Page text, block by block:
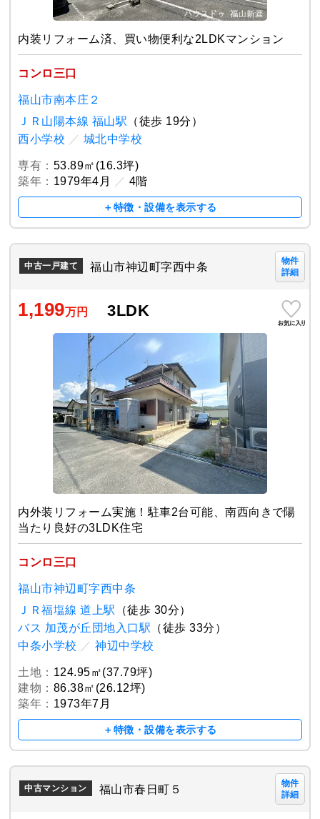
内装リフォーム済、買い物便利な2LDKマンション
コンロ三口
福山市南本庄２
ＪＲ山陽本線 福山駅 （徒歩 19分）
西小学校 ／ 城北中学校
専有： 53.89㎡(16.3坪)
築年： 1979年4月 ／ 4階
＋特徴・設備を表示する
中古一戸建て 福山市神辺町字西中条
物件
詳細
1,199万円 3LDK
内外装リフォーム実施！駐車2台可能、南西向きで陽
当たり良好の3LDK住宅
コンロ三口
福山市神辺町字西中条
ＪＲ福塩線 道上駅
（徒歩 30分）
バス 加茂が丘団地入口駅 （徒歩 33分）
中条小学校 ／ 神辺中学校
土地： 124.95㎡(37.79坪)
建物： 86.38㎡(26.12坪)
築年： 1973年7月
＋特徴・設備を表示する
中古マンション 福山市春日町５
物件
詳細